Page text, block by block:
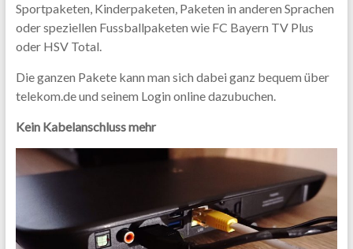
Sportpaketen, Kinderpaketen, Paketen in anderen Sprachen
oder speziellen Fussballpaketen wie FC Bayern TV Plus
oder HSV Total.
Die ganzen Pakete kann man sich dabei ganz bequem über
telekom.de und seinem Login online dazubuchen.
Kein Kabelanschluss mehr